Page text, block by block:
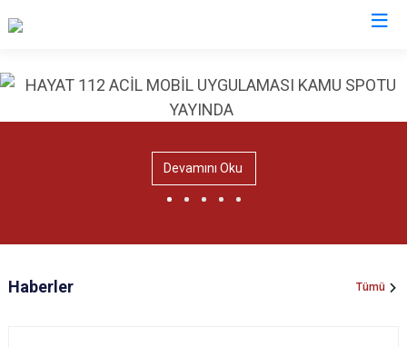
Devamını Oku
Haberler Tümü